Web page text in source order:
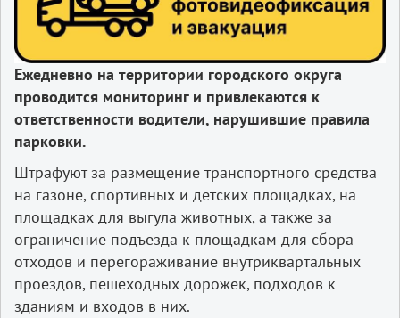
Ежедневно на территории городского округа
проводится мониторинг и привлекаются к
ответственности водители, нарушившие правила
парковки.
Штрафуют за размещение транспортного средства
на газоне, спортивных и детских площадках, на
площадках для выгула животных, а также за
ограничение подъезда к площадкам для сбора
отходов и перегораживание внутриквартальных
проездов, пешеходных дорожек, подходов к
зданиям и входов в них.